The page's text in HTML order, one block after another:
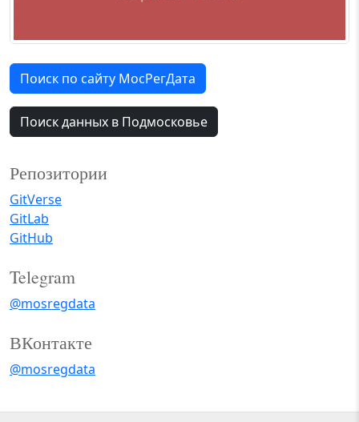
Поиск по сайту МосРегДата
Поиск данных в Подмосковье
Репозитории
GitVerse
GitLab
GitHub
Telegram
@mosregdata
ВКонтакте
@mosregdata